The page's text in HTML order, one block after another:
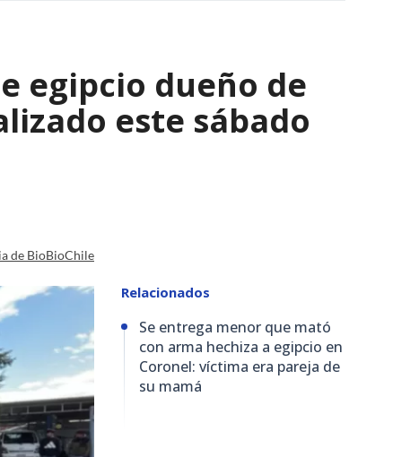
egipcio dueño de
este sábado
de BioBioChile
Relacionados
Se entrega menor que mató
con arma hechiza a egipcio en
Coronel: víctima era pareja de
su mamá